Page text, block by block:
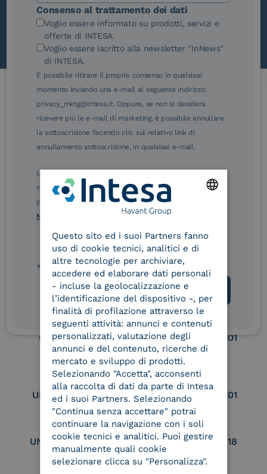
Le nostre certificazioni
eIDAS Qualified Trust
Service Provider
eIDAS Qualified Trust
Service Provider for
Remote Qualified
Seal Creation
Service Provider e
Aggregatore SPID
Service Provider e
Aggregatore CIE
Conservatore
qualificato
UNI EN ISO 37001
UNI EN ISO 9001 UNI EN ISO 27001
UNI EN ISO 27017 UNI EN ISO 27018
Consenso al trattamento dei dati
Voglio essere informato su prodotti, servizi e
offerte di INTESA.
Voglio essere iscritto alla newsletter "InNews"
di INTESA.
È possibile ritirare il proprio consenso in qualsiasi
momento inviando una e-mail al seguente indirizzo:
privacy_mktg@intesa.it. Oppure, se non si desidera
ricevere più le e-mail di marketing, è possibile annullare
la sottoscrizione facendo clic sul relativo link di
annullamento sottoscrizione, in qualsiasi e-mail.
Ulteriori informazioni sulle procedure sono disponibili
nelle Norme di tutela della privacy INTESA. Inoltrando il
presente modulo, dichiaro di aver letto e compreso le
Norme di tutela della privacy INTESA .
* campo obbligatorio
ITALIAN
Questo sito ed i suoi Partners fanno
uso di cookie tecnici, analitici e di
altre tecnologie per archiviare,
accedere ed elaborare dati personali
- incluse la geolocalizzazione e
l’identificazione del dispositivo -, per
finalità di profilazione attraverso le
seguenti attività: annunci e contenuti
personalizzati, valutazione degli
annunci e del contenuto, ricerche di
mercato e sviluppo di prodotti.
Selezionando "Accetta", acconsenti
alla raccolta di dati da parte di Intesa
ed i suoi Partners. Selezionando
"Continua senza accettare" potrai
continuare la navigazione con i soli
cookie tecnici e analitici. Puoi gestire
manualmente quali cookie
selezionare clicca su "Personalizza".